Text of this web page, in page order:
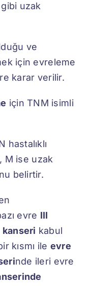
uzak
ve
için evreleme
karar verilir.
için TNM isimli
hastalıklı
M ise uzak
belirtir.
evre III
kabul
kısmı ile evre
nde ileri evre